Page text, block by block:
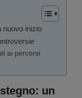
nuovo inizio
ai percorsi
un